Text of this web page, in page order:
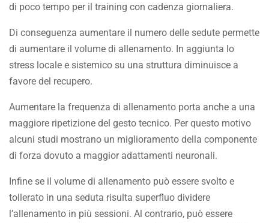
di poco tempo per il training con cadenza giornaliera.
Di conseguenza aumentare il numero delle sedute permette
di aumentare il volume di allenamento. In aggiunta lo
stress locale e sistemico su una struttura diminuisce a
favore del recupero.
Aumentare la frequenza di allenamento porta anche a una
maggiore ripetizione del gesto tecnico. Per questo motivo
alcuni studi mostrano un miglioramento della componente
di forza dovuto a maggior adattamenti neuronali.
Infine se il volume di allenamento può essere svolto e
tollerato in una seduta risulta superfluo dividere
l’allenamento in più sessioni. Al contrario, può essere